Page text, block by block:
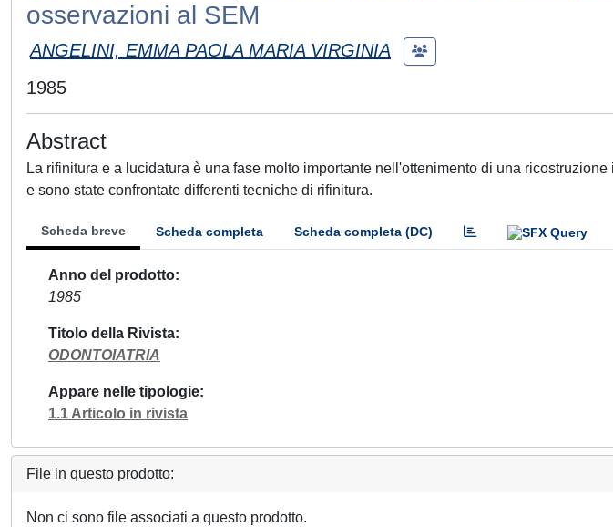
osservazioni al SEM
ANGELINI, EMMA PAOLA MARIA VIRGINIA
1985
Abstract
La rifinitura e a lucidatura è una fase molto importante nell'ottenimento di una
e sono state confrontate differenti tecniche di rifinitura.
Scheda breve Scheda completa Scheda completa (DC)
Anno del prodotto
1985
Titolo della Rivista
ODONTOIATRIA
Appare nelle tipologie
1.1 Articolo in rivista
File in questo prodotto:
Non ci sono file associati a questo prodotto.